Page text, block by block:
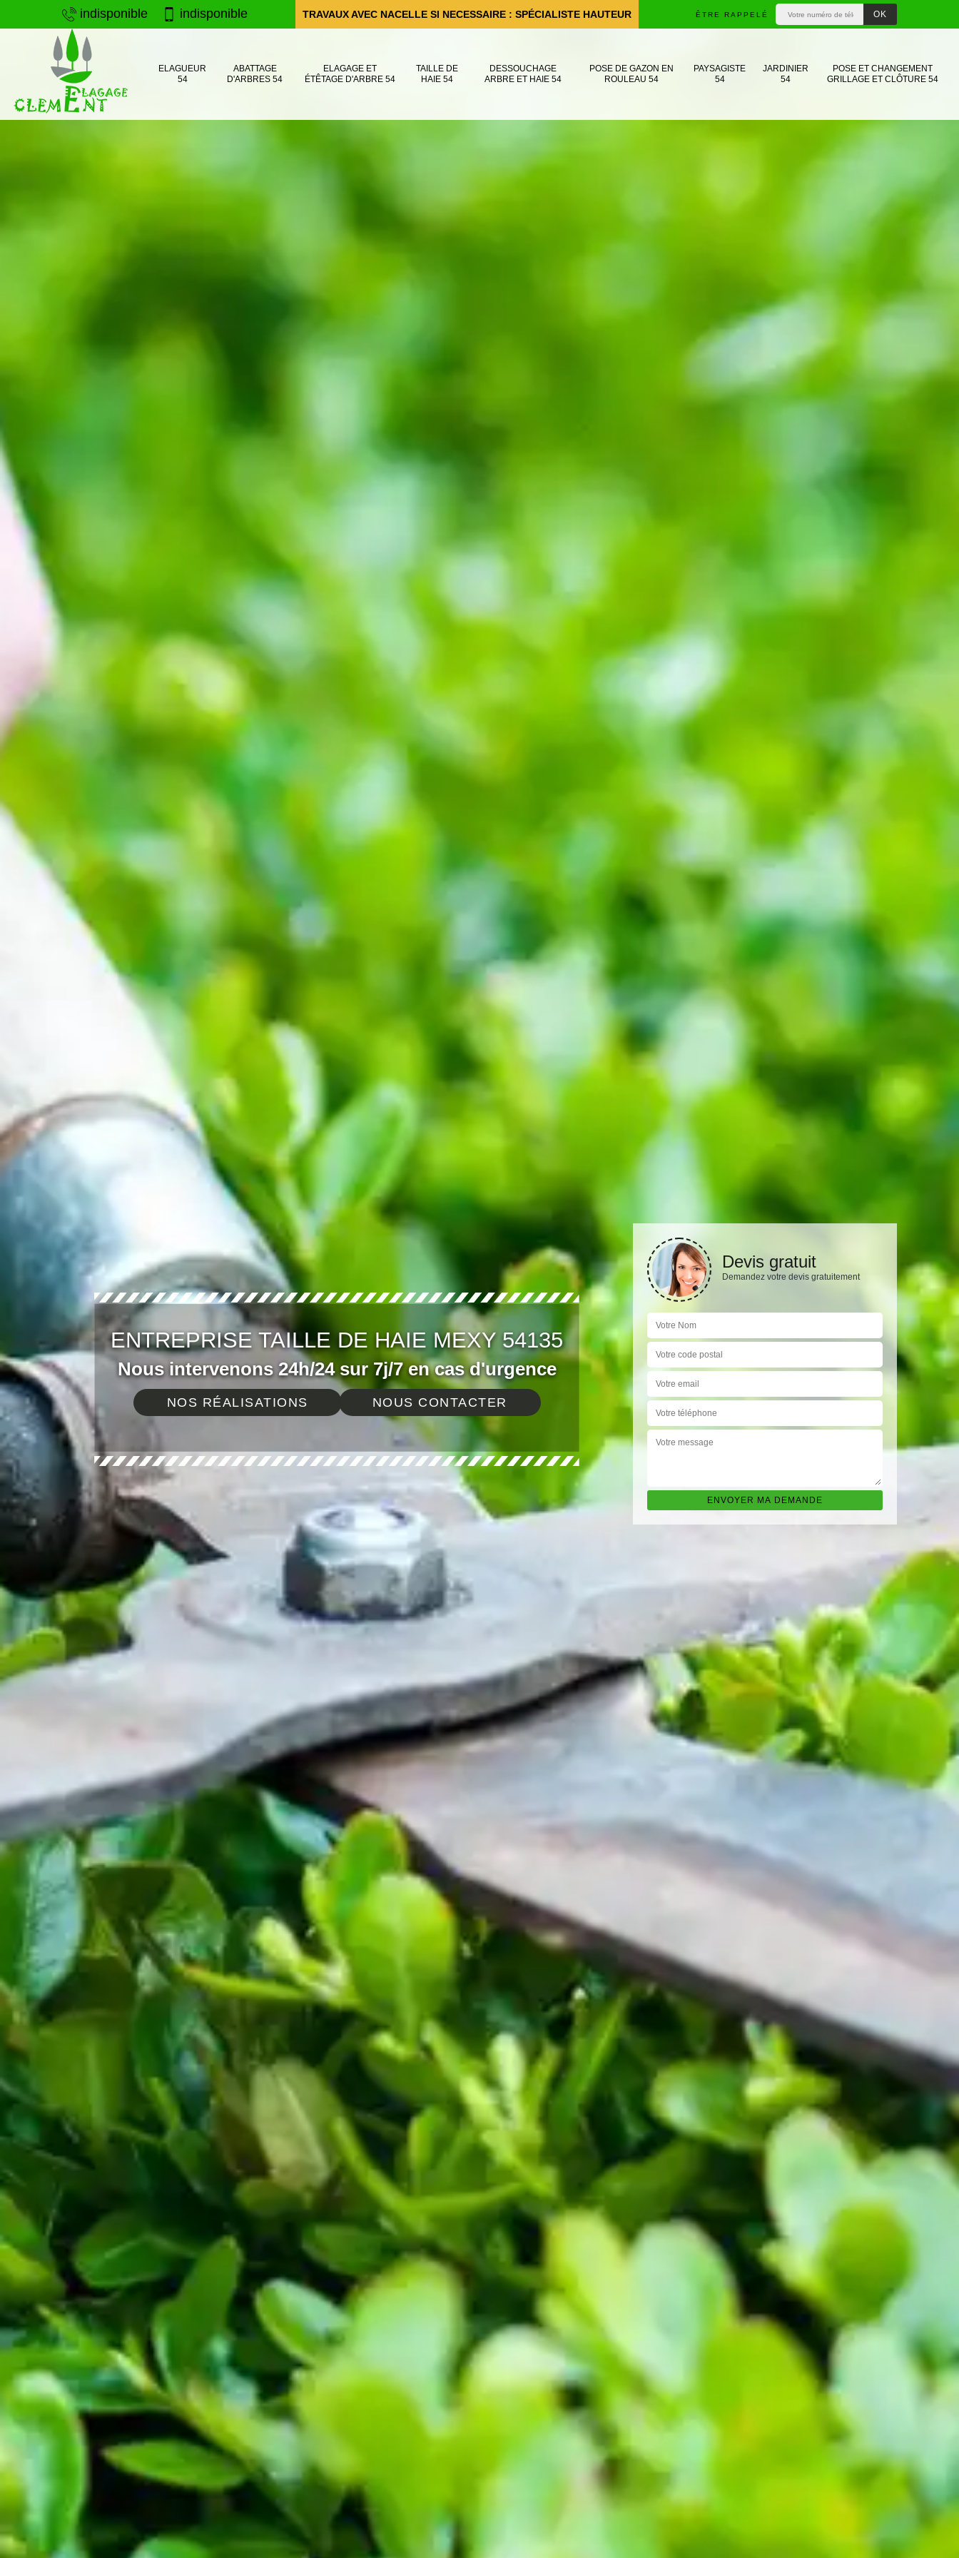
indisponible indisponible TRAVAUX AVEC NACELLE SI NECESSAIRE : SPÉCIALISTE HAUTEUR ÊTRE RAPPELÉ
ELAGUEUR
54
ABATTAGE
D'ARBRES 54
ELAGAGE ET
ÉTÊTAGE D'ARBRE 54
TAILLE DE
HAIE 54
DESSOUCHAGE
ARBRE ET HAIE 54
POSE DE GAZON EN
ROULEAU 54
PAYSAGISTE
54
JARDINIER
54
POSE ET CHANGEMENT
GRILLAGE ET CLÔTURE 54
ENTREPRISE TAILLE DE HAIE MEXY 54135
Nous intervenons 24h/24 sur 7j/7 en cas d'urgence
NOS RÉALISATIONS NOUS CONTACTER
Devis gratuit
Demandez votre devis gratuitement